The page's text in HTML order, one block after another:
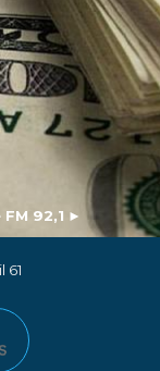
92,1 ►
61